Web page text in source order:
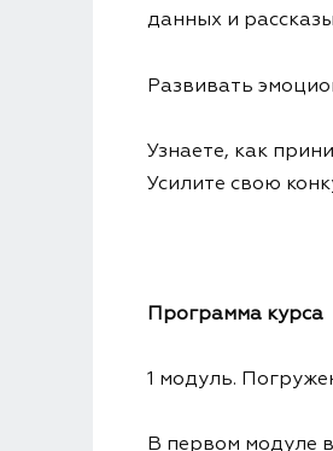
данных и
Развивать
Узнаете, как
Усилите свою
Программа курса
1 модуль.
В первом модуле